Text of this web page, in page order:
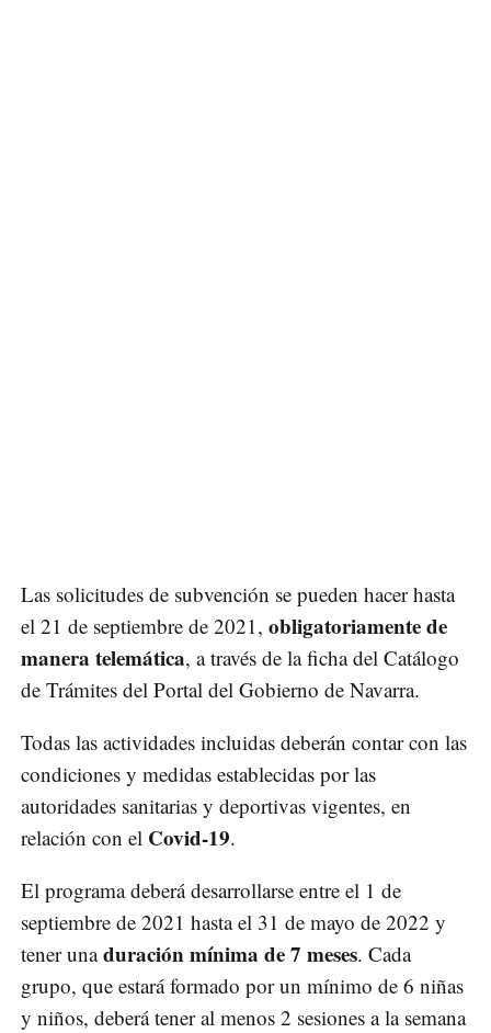
Las solicitudes de subvención se pueden hacer hasta
el 21 de septiembre de 2021, obligatoriamente de
manera telemática, a través de la ficha del Catálogo
de Trámites del Portal del Gobierno de Navarra.
Todas las actividades incluidas deberán contar con las
condiciones y medidas establecidas por las
autoridades sanitarias y deportivas vigentes, en
relación con el Covid-19.
El programa deberá desarrollarse entre el 1 de
septiembre de 2021 hasta el 31 de mayo de 2022 y
tener unaduración mínima de 7 meses. Cada
grupo, que estará formado por un mínimo de 6 niñas
y niños, deberá tener al menos 2 sesiones a la semana